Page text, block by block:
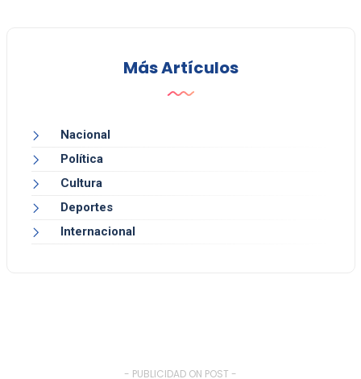
Más Artículos
Nacional
Política
Cultura
Deportes
Internacional
- PUBLICIDAD ON POST -